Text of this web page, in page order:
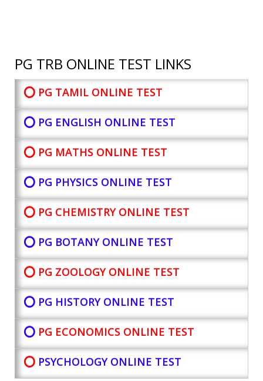
PG TRB ONLINE TEST LINKS
⭕ PG TAMIL ONLINE TEST
⭕ PG ENGLISH ONLINE TEST
⭕ PG MATHS ONLINE TEST
⭕ PG PHYSICS ONLINE TEST
⭕ PG CHEMISTRY ONLINE TEST
⭕ PG BOTANYONLINE TEST
⭕ PG ZOOLOGY ONLINE TEST
⭕ PG HISTORY ONLINE TEST
⭕ PG ECONOMICS ONLINE TEST
⭕ PSYCHOLOGY ONLINE TEST